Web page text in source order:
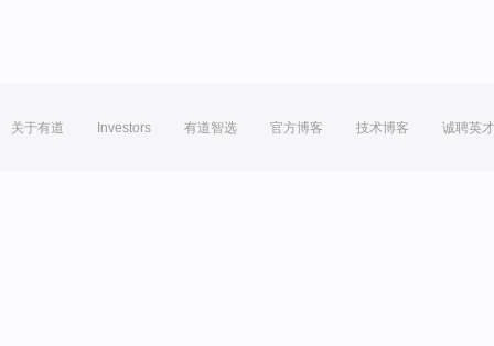
关于有道 Investors 有道智选 官方博客 技术博客 诚聘英才